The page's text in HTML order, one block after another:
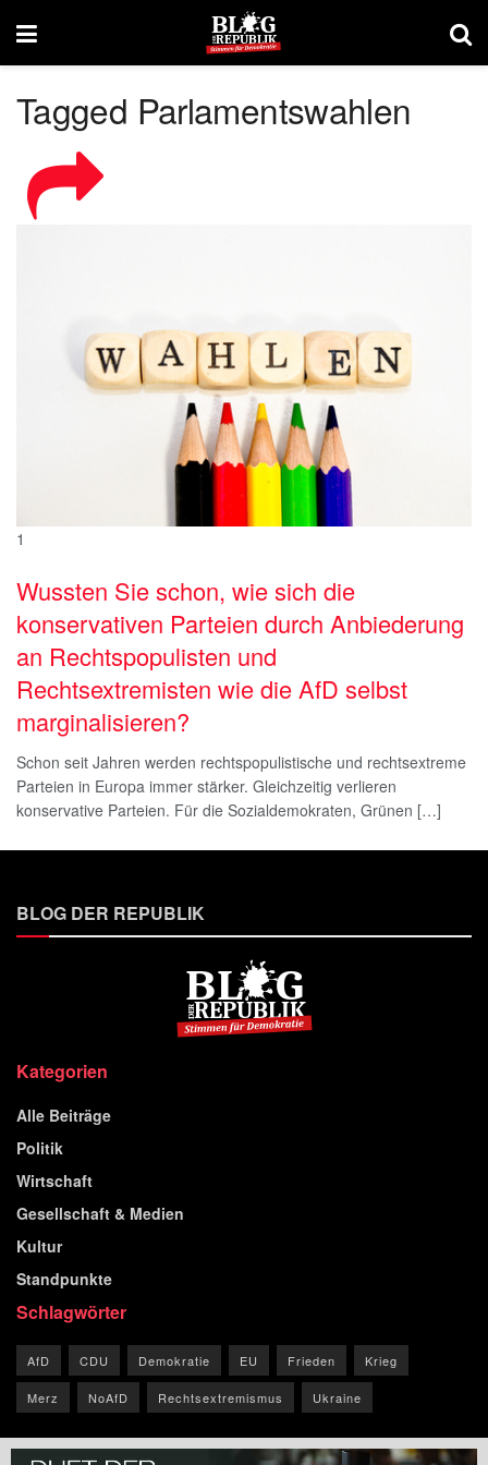
Tagged Parlamentswahlen
1
Wussten Sie schon, wie sich die
konservativen Parteien durch Anbiederung
an Rechtspopulisten und
Rechtsextremisten wie die AfD selbst
marginalisieren?
Schon seit Jahren werden rechtspopulistische und rechtsextreme
Parteien in Europa immer stärker. Gleichzeitig verlieren
konservative Parteien. Für die Sozialdemokraten, Grünen […]
BLOG DER REPUBLIK
Kategorien
Alle Beiträge
Politik
Wirtschaft
Gesellschaft & Medien
Kultur
Standpunkte
Schlagwörter
AfD CDU Demokratie EU Frieden Krieg
Merz NoAfD Rechtsextremismus Ukraine